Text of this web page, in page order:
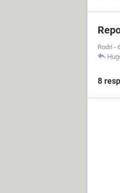
Rodri -
8